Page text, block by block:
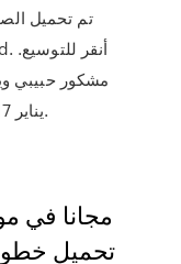
9. 0 M& M VIP DeveloPer. 2 يناير 2017 9.
تحميل